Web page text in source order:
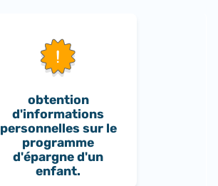
obtention
d'informations
personnelles sur le
programme
d'épargne d'un
enfant.